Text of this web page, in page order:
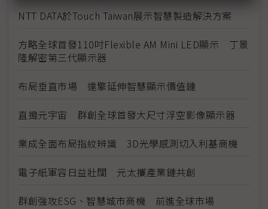
NTT DATA於Touch Taiwan展示智慧製造解決方案
方略全球首發110吋Flexible AM Mini LED顯示 丁景
隆解密第三代顯示器
布局垂直市場 達擎延伸智慧顯示價值鏈
直搗元宇宙 群創全球首發大尺寸浮空影像顯示器
業成全面布局指紋辨識 3D光學感測切入利基商機
電子紙軍容日益壯闊 元太攜產業鏈共創
群創強攻ESG、智慧城市商機 前進全球市場